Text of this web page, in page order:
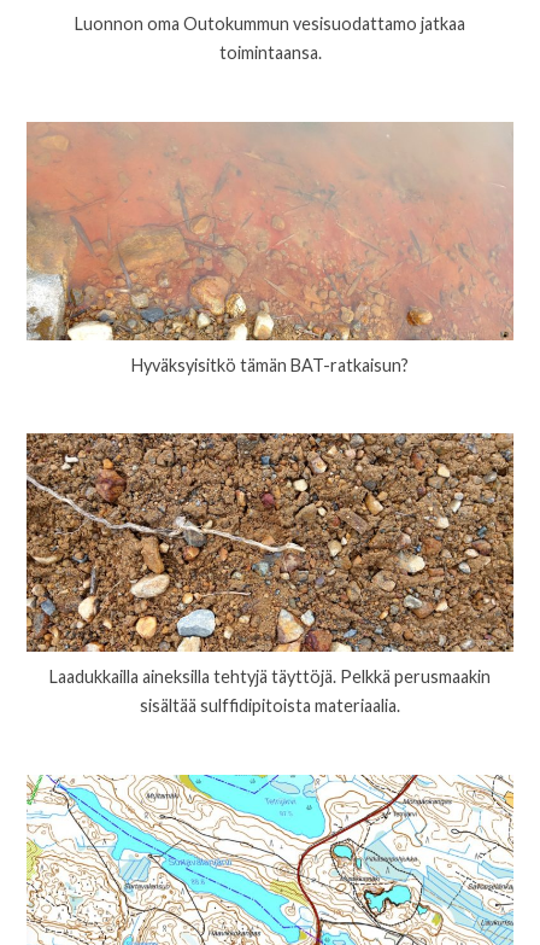
Luonnon oma Outokummun vesisuodattamo jatkaa
toimintaansa.
Hyväksyisitkö tämän BAT-ratkaisun?
Laadukkailla aineksilla tehtyjä täyttöjä. Pelkkä perusmaakin
sisältää sulffidipitoista materiaalia.